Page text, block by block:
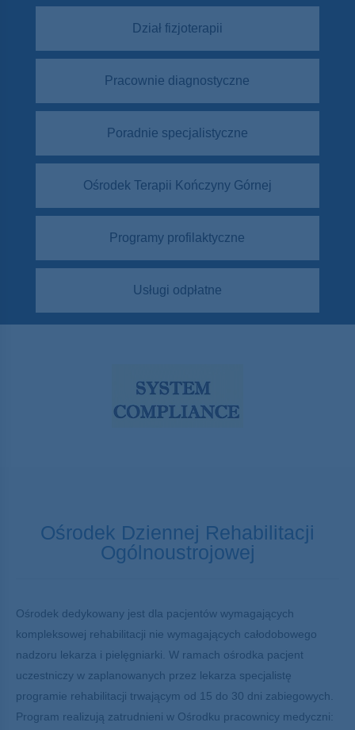
Dział fizjoterapii
Pracownie diagnostyczne
Poradnie specjalistyczne
Ośrodek Terapii Kończyny Górnej
Programy profilaktyczne
Usługi odpłatne
Ośrodek Dziennej Rehabilitacji
Ogólnoustrojowej
Ośrodek dedykowany jest dla pacjentów wymagających
kompleksowej rehabilitacji nie wymagających całodobowego
nadzoru lekarza i pielęgniarki. W ramach ośrodka pacjent
uczestniczy w zaplanowanych przez lekarza specjalistę
programie rehabilitacji trwającym od 15 do 30 dni zabiegowych.
Program realizują zatrudnieni w Ośrodku pracownicy medyczni: